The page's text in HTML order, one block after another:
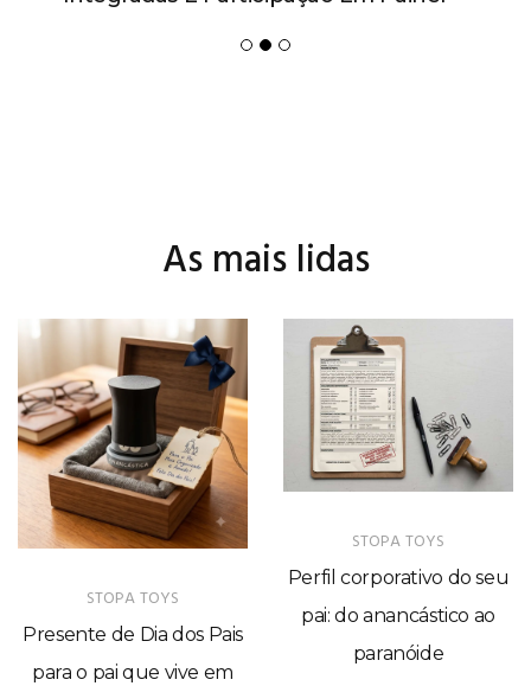
As mais lidas
STOPA TOYS
Presente de Dia dos Pais
para o pai que vive em
STOPA TOYS
Perfil corporativo do seu
pai: do anancástico ao
paranóide